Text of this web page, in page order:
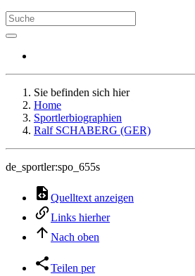
Sie befinden sich hier
Home
Sportlerbiographien
Ralf SCHABERG (GER)
de_sportler:spo_655s
Quelltext anzeigen
Links hierher
Nach oben
Teilen per